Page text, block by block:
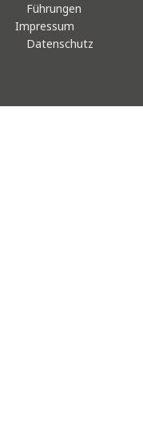
Führungen
Impressum
Datenschutz